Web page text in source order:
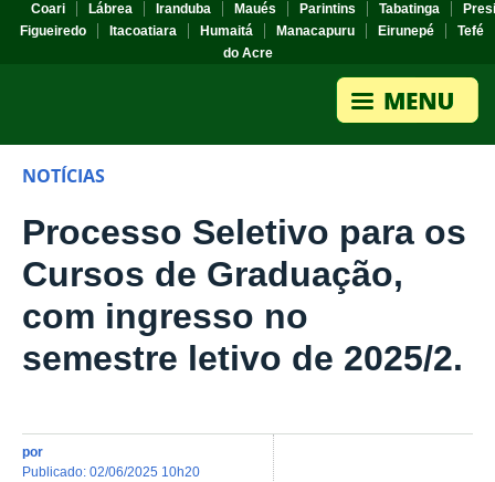
Coari
Lábrea Iranduba Maués Parintins Tabatinga
Figueiredo
Itacoatiara Humaitá Manacapuru Eirunepé
Tefé
do Acre
NOTÍCIAS
Processo Seletivo para os
Cursos de Graduação,
com ingresso no
semestre letivo de 2025/2.
por
publicado: 02/06/2025 10h20